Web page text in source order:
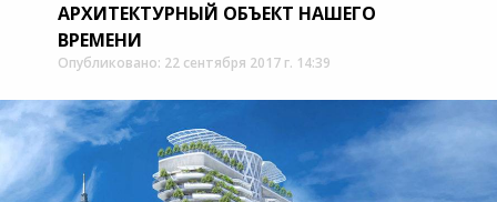
АРХИТЕКТУРНЫЙ ОБЪЕКТ НАШЕГО
ВРЕМЕНИ
Опубликовано: 22 сентября 2017 г. 14:39